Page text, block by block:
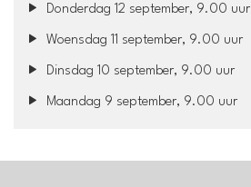
Donderdag 12 september, 9.00 uur
Woensdag 11 september, 9.00 uur
Dinsdag 10 september, 9.00 uur
Maandag 9 september, 9.00 uur